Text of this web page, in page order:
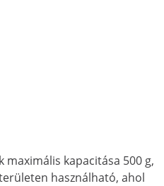
maximális kapacitása 500 g,
használható, ahol